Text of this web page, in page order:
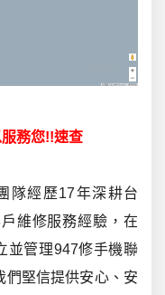
務您!!速查
隊經歷17年深耕台
維修服務經驗，在
並管理947修手機聯
們堅信提供安心、安